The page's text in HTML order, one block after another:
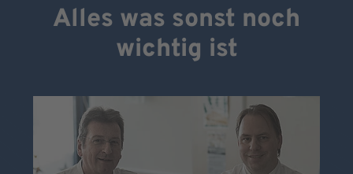
Alles was sonst noch
wichtig ist